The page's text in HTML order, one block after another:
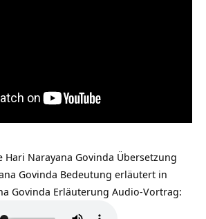
Narayana Govinda Übersetzung
Govinda Bedeutung erläutert in
Govinda Erläuterung Audio-Vortrag: